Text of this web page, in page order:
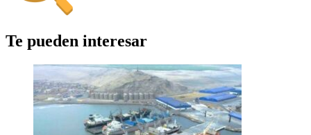
Te pueden interesar